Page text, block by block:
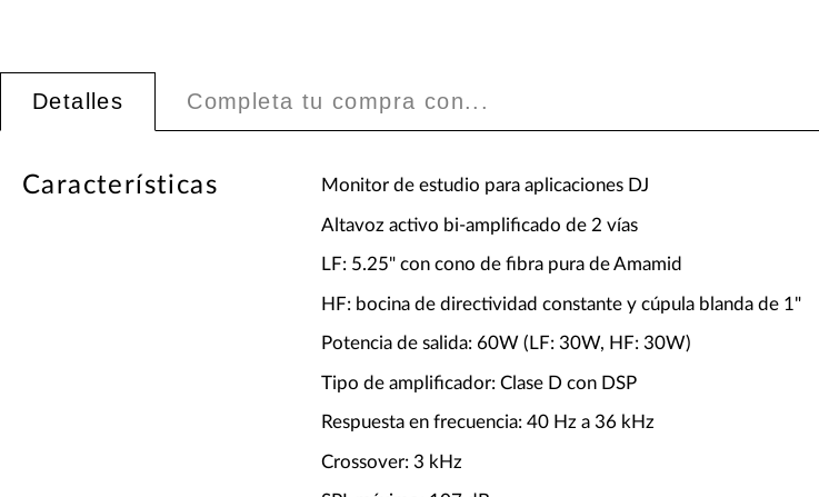
Detalles Completa tu compra con...
Características Monitor de estudio para aplicaciones DJ
Altavoz activo bi-amplificado de 2 vías
LF: 5.25" con cono de fibra pura de Amamid
HF: bocina de directividad constante y cúpula blanda de 1"
Potencia de salida: 60W (LF: 30W, HF: 30W)
Tipo de amplificador: Clase D con DSP
Respuesta en frecuencia: 40 Hz a 36 kHz
Crossover: 3 kHz